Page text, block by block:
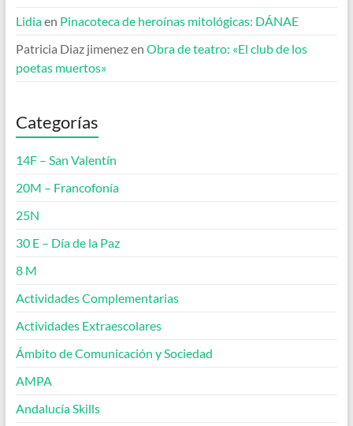
Lidiaen Pinacoteca de heroínas mitológicas: DÁNAE
Patricia Diaz jimenezen Obra de teatro: «El club de los
poetas muertos»
Categorías
14F – San Valentín
20M – Francofonía
25N
30 E – Día de la Paz
8 M
Actividades Complementarias
Actividades Extraescolares
Ámbito de Comunicación y Sociedad
AMPA
Andalucía Skills